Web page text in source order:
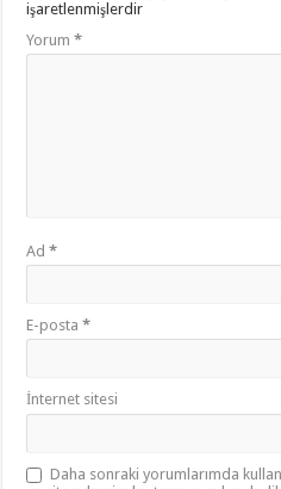
işaretlenmişlerdir
Yorum*
Ad*
E-posta*
İnternet sitesi
Daha sonraki yorumlarımda